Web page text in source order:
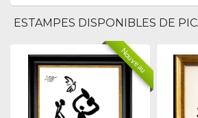
ESTAMPES DISPONIBLES DE
Nouveau